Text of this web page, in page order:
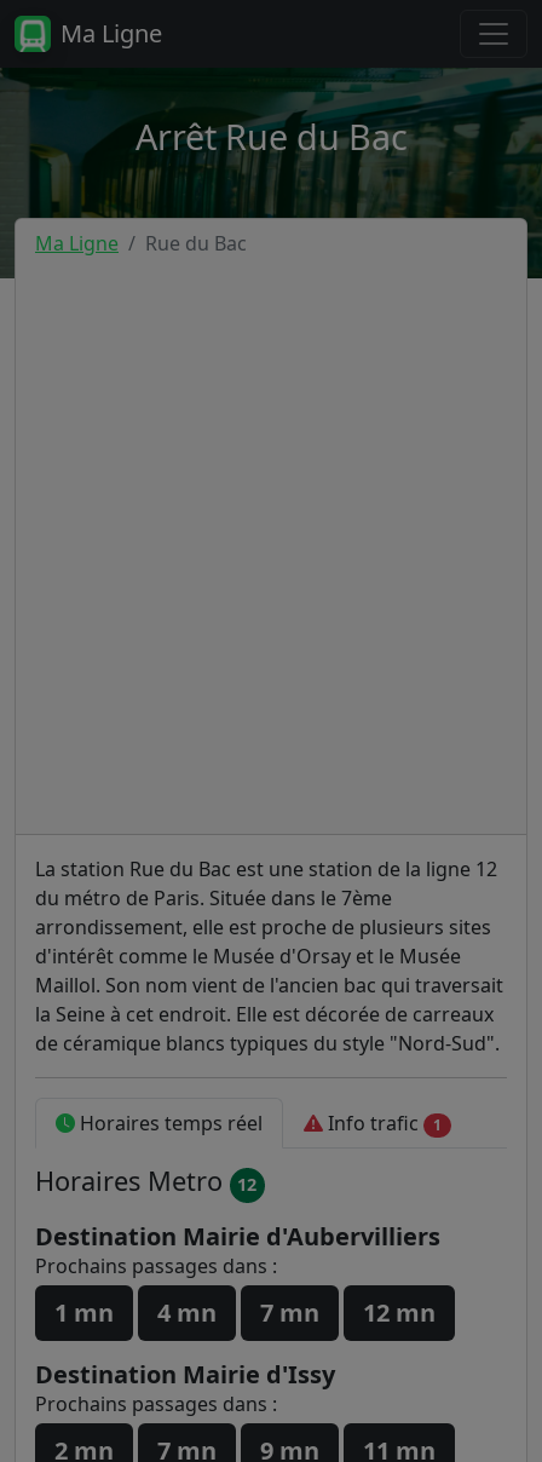
Ma Ligne
Arrêt Rue du Bac
Ma Ligne Rue du Bac
La station Rue du Bac est une station de la ligne 12
du métro de Paris. Située dans le 7ème
arrondissement, elle est proche de plusieurs sites
d'intérêt comme le Musée d'Orsay et le Musée
Maillol. Son nom vient de l'ancien bac qui traversait
la Seine à cet endroit. Elle est décorée de carreaux
de céramique blancs typiques du style "Nord-Sud".
Horaires temps réel Info trafic 1
Horaires Metro 12
Destination Mairie d'Aubervilliers
Prochains passages dans :
1 mn 4 mn 7 mn
12 mn
Destination Mairie d'Issy
Prochains passages dans :
2 mn 7 mn 9 mn 11 mn